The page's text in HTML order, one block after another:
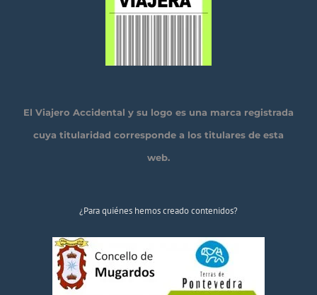
El Viajero Accidental y su logo es una marca registrada
cuya titularidad corresponde a los titulares de esta
web.
¿Para quiénes hemos creado contenidos?